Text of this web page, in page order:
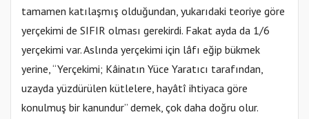
tamamen katılaşmış olduğundan, yukarıdaki teoriye göre
yerçekimi de SIFIR olması gerekirdi. Fakat ayda da 1/6
yerçekimi var. Aslında yerçekimi için lâfı eğip bükmek
yerine, “Yerçekimi; Kâinatın Yüce Yaratıcı tarafından,
uzayda yüzdürülen kütlelere, hayâtî ihtiyaca göre
konulmuş bir kanundur” demek, çok daha doğru olur.